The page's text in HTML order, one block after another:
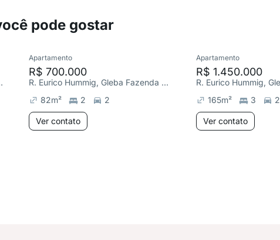
pode gostar
Palhano
Apartamento
R$ 700.000
R. Eurico Hummig, Gleba Fazenda Palhano
82m² 2 2
Ver contato
Apartamento
R$ 1.450.000
165m² 3 2
Ver contato